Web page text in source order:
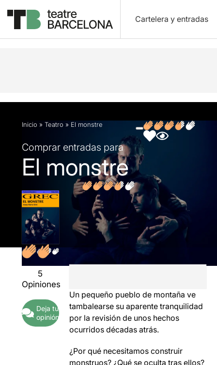
Cartelera y entradas
Descripción Ficha artística Fotos y vídeos
Inicio » Teatro » El monstre
Comprar entradas para
El monstre
5
Opiniones
Deja tu
opinión
Un pequeño pueblo de montaña ve
tambalearse su aparente tranquilidad
por la revisión de unos hechos
ocurridos décadas atrás.
¿Por qué necesitamos construir
monstruos? ¿Qué se oculta tras ellos?